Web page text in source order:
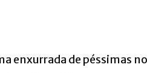
enxurrada de péssimas